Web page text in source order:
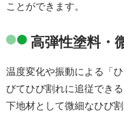
ことができます。
高弾性塗料・
温度変化や振動による「
びてひび割れに追従でき
下地材として微細なひび